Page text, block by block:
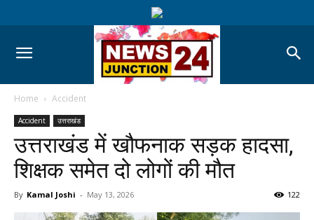
Home Accident
Accident उत्तराखंड
उत्तराखंड में खौफनाक सड़क हादसा,
शिक्षक समेत दो लोगों की मौत
By Kamal Joshi - May 13, 2026 122